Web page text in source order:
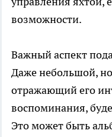
возможности.
Важный аспект
Даже небольшой,
отражающий его
воспоминания,
Это может быть